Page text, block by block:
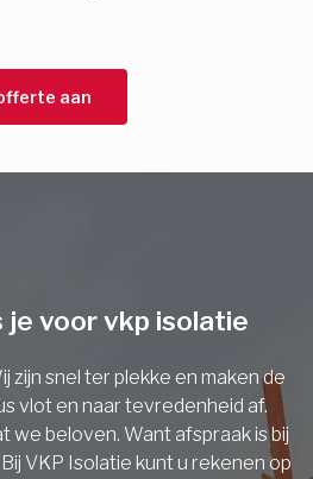
aan
je voor vkp isolatie
zijn snel ter plekke en maken de
vlot en naar tevredenheid af.
we beloven. Want afspraak is bij
VKP Isolatie kunt u rekenen op